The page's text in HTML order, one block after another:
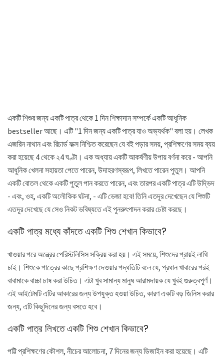
একটি শিশুর জন্য একটি পাত্র থেকে 1 দিন শিক্ষাদান সম্পর্কে একটি আধুনিক
bestseller আছে। এটি "1 দিন জন্য একটি পাত্র যাও অভ্যর্থক" বলা হয়। লেখক
এজরিন নাথান এবং রিচার্ড ফক্স নিশ্চিত করেছেন যে বই পড়ার সময়, প্রশিক্ষণের সময় ব্যয়
করা হয়েছে 4 থেকে ২4 ঘণ্টা। এক অধ্যায় একটি আকর্ষণীয় উপায় বর্ণনা করে - আপনি
আধুনিক খেলনা সহায়তা পেতে পারেন, উদাহরণস্বরূপ, লিখতে পারেন পুতুল। আপনি
একটি বোতল থেকে একটি পুতুল পান করতে পারেন, এবং তারপর একটি পাত্র এটি উদ্ভিদ
- এবং, ওহ, একটি অলৌকিক ঘটনা, - এটি ভেজা হবে! তিনি এতদূর দেখেছেন যে শিশুটি
এতদূর দেখেছে যে সেও নিকট ভবিষ্যতে এই পুনরুৎপাদন করার চেষ্টা করছে।
একটি পাত্র মধ্যে কাঁদতে একটি শিশু শেখান কিভাবে?
খাওয়ার পরে অন্ত্রের পেরিস্টলিসিস সক্রিয় করা হয়। এই সময়ে, শিশুদের প্রায়ই লাথি
চাই। শিশুকে পাত্রের কাছে প্রশিক্ষণ দেওয়ার পদ্ধতিটি বলে যে, প্রধান খাবারের পরই
বাবামাকে বাচ্চা চাষ করা উচিত। এটা খুব সামান্য মানুষ আরামদায়ক যে খুবই গুরুত্বপূর্ণ।
এই আইটেমটি এটির আকারের জন্য উপযুক্ত হওয়া উচিত, কারণ একটি বড় জিনিস করার
জন্য, এটি কিছুদিনের জন্য বসতে হবে।
একটি পাত্র লিখতে একটি শিশু শেখান কিভাবে?
পট্টি প্রশিক্ষণের কৌশল, নীচের আলোচনা, 7 দিনের জন্য ডিজাইন করা হয়েছে। এটি